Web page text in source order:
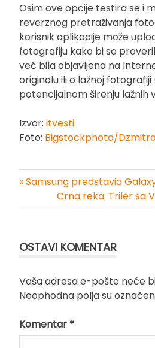
Osim ove opcije testira se i
reverznog pretraživanja
korisnik aplikacije može
fotografiju kako bi se
već bila objavljena na
originalu ili o lažnoj
potencijalnom širenju lažnih
Izvor: itvesti
Foto: Bigstockphoto/
Kretanje
« Samsung predstavio
Crna reka: Triler sa
OSTAVI KOMENTAR
Vaša adresa e-pošte neće
Neophodna polja su
Komentar *